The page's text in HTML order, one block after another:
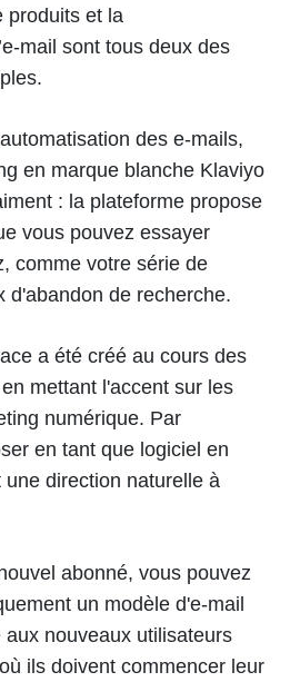
produits et la
mail sont tous deux des
des e-mails,
en marque blanche Klaviyo
: la plateforme propose
vous pouvez essayer
comme votre série de
d'abandon de recherche.
a été créé au cours des
mettant l'accent sur les
numérique. Par
en tant que logiciel en
direction naturelle à
abonné, vous pouvez
un modèle d'e-mail
nouveaux utilisateurs
ils doivent commencer leur